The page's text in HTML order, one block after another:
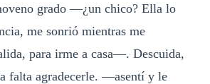
grado —¿un chico? Ella lo
me sonrió mientras me
para irme a casa—. Descuida,
falta agradecerle. —asentí y le